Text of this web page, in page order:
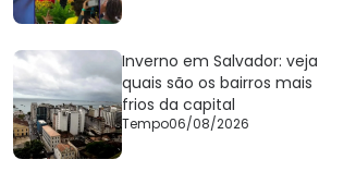
Inverno em Salvador: veja
quais são os bairros mais
frios da capital
Tempo06/08/2026